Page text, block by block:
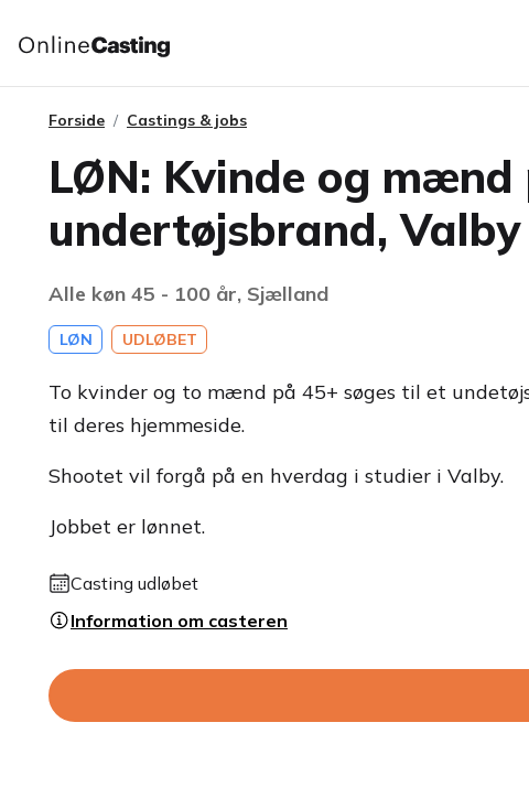
Forside Castings & jobs
LØN: Kvinde og
undertøjsbrand, Valby
Alle køn 45 - 100 år, Sjælland
LØN UDLØBET
To kvinder og to mænd på 45+ søges til et
til deres hjemmeside.
Shootet vil forgå på en hverdag i studier i Valby.
Jobbet er lønnet.
Casting udløbet
Information om casteren